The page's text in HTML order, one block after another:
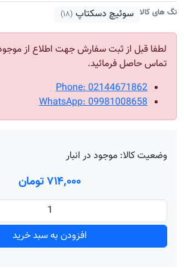
تگ های کالا سوئیچ دسکتاپ (۱۸)
لطفا قبل از ثبت سفارش جهت اطلاع از
تماس حاصل فرمائید.
Phone: 02144671862
WhatsApp: 09981008658
وضعیت کالا: موجود در انبار
۷۱۴٬۰۰۰ تومان
افزودن به سبد خرید